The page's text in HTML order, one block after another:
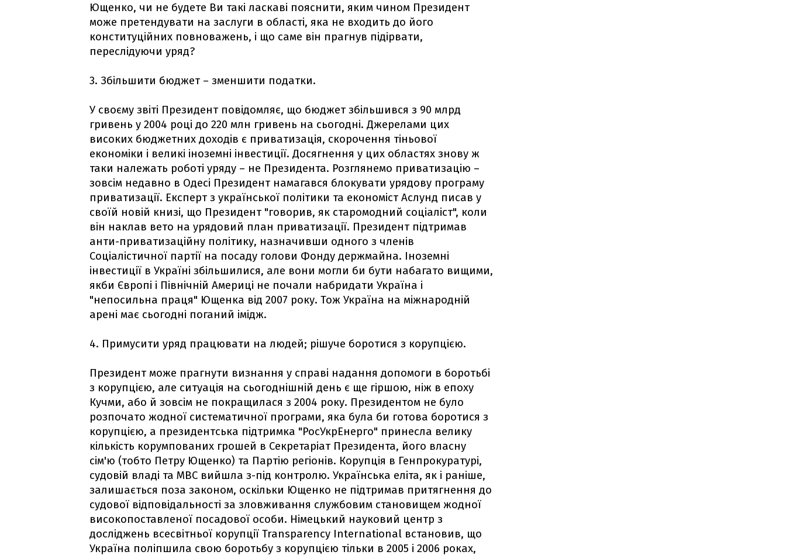
Ющенко, чи не будете Ви такі ласкаві пояснити, яким чином Президент
може претендувати на заслуги в області, яка не входить до його
конституційних повноважень, і що саме він прагнув підірвати,
переслідуючи уряд?
3. Збільшити бюджет – зменшити податки.
У своєму звіті Президент повідомляє, що бюджет збільшився з 90 млрд
гривень у 2004 році до 220 млн гривень на сьогодні. Джерелами цих
високих бюджетних доходів є приватизація, скорочення тіньової
економіки і великі іноземні інвестиції. Досягнення у цих областях знову ж
таки належать роботі уряду – не Президента. Розглянемо приватизацію –
зовсім недавно в Одесі Президент намагався блокувати урядову програму
приватизації. Експерт з української політики та економіст Аслунд писав у
своїй новій книзі, що Президент "говорив, як старомодний соціаліст", коли
він наклав вето на урядовий план приватизації. Президент підтримав
анти-приватизаційну політику, назначивши одного з членів
Соціалістичної партії на посаду голови Фонду держмайна. Іноземні
інвестиції в Україні збільшилися, але вони могли би бути набагато вищими,
якби Європі і Північній Америці не почали набридати Україна і
"непосильна праця" Ющенка від 2007 року. Тож Україна на міжнародній
арені має сьогодні пoганий імідж.
4. Примусити уряд працювати на людей; рішуче боротися з корупцією.
Президент може прагнути визнання у справі надання допомоги в боротьбі
з корупцією, але ситуація на сьогоднішній день є ще гіршою, ніж в епоху
Кучми, або й зовсім не покращилася з 2004 року. Президентом не було
розпочато жодної систематичної програми, яка була би готова боротися з
корупцією, а президентська підтримка "РосУкрЕнерго" принесла велику
кількість корумпованих грошей в Секретаріат Президента, його власну
сім'ю (тобто Петру Ющенко) та Партію регіонів. Корупція в Генпрокуратурі,
судовій владі та МВС вийшла з-під контролю. Українська еліта, як і раніше,
залишається поза законом, оскільки Ющенко не підтримав притягнення до
судової відповідальності за зловживання службовим становищем жодної
високопоставленої посадової особи. Німецький науковий центр з
досліджень всесвітньої корупції Transparency International встановив, що
Україна поліпшила свою боротьбу з корупцією тільки в 2005 і 2006 роках,